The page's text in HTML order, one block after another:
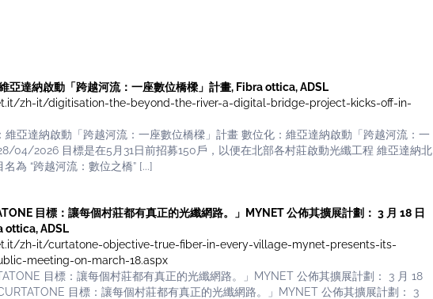
亞達納啟動「跨越河流：一座數位橋樑」計畫, Fibra ottica, ADSL
zh-it/digitisation-the-beyond-the-river-a-digital-bridge-project-kicks-off-in-
維亞達納啟動「跨越河流：一座數位橋樑」計畫 數位化：維亞達納啟動「跨越河流：一
04/2026 目標是在5月31日前招募150戶，以便在北部各村莊啟動光纖工程 維亞達納北
為 “跨越河流：數位之橋” [...]
目標：讓每個村莊都有真正的光纖網路。」MYNET 公佈其擴展計劃： 3 月 18 日
ottica, ADSL
zh-it/curtatone-objective-true-fiber-in-every-village-mynet-presents-its-
meeting-on-march-18.aspx
目標：讓每個村莊都有真正的光纖網路。」MYNET 公佈其擴展計劃： 3 月 18
目標：讓每個村莊都有真正的光纖網路。」MYNET 公佈其擴展計劃： 3